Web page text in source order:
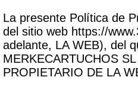
La presente Política de
del sitio web https://
adelante, LA WEB), del
MERKECARTUCHOS
PROPIETARIO DE LA